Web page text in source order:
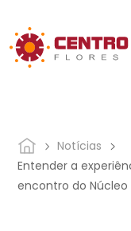
Notícias
Entender a
encontro do Núcleo